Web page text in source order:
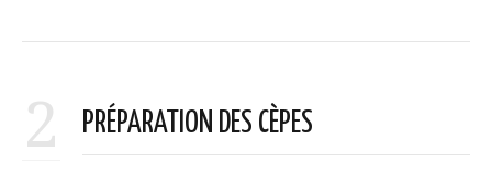
2 PRÉPARATION DES CÈPES